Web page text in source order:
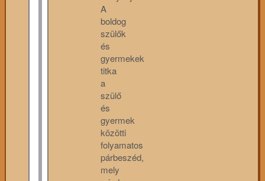
A
boldog
szülők
és
gyermekek
titka
a
szülő
és
gyermek
közötti
folyamatos
párbeszéd,
mely